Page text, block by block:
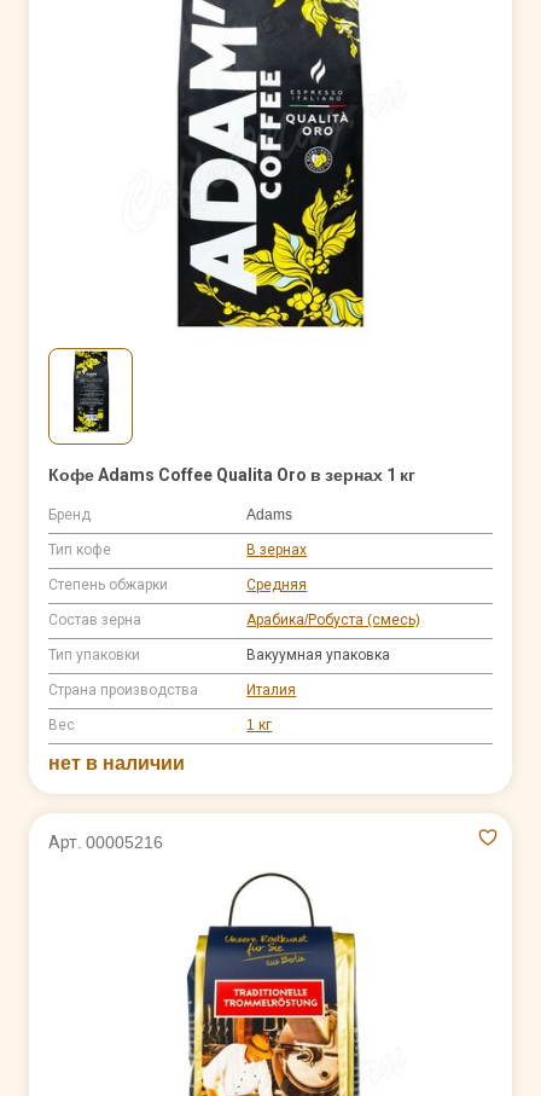
Кофе Adams Coffee Qualita Oro в зернах 1 кг
Бренд Adams
Тип кофе В зернах
Степень обжарки Средняя
Состав зерна Арабика/Робуста (смесь)
Тип упаковки Вакуумная упаковка
Страна производства Италия
Вес 1 кг
нет в наличии
Арт. 00005216